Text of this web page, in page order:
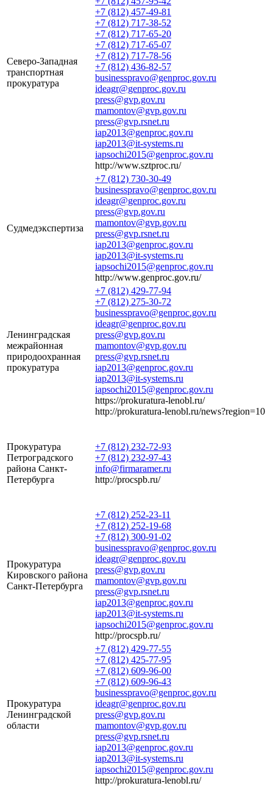
Северо-Западная
транспортная
прокуратура
+7 (812) 457-49-81
+7 (812) 717-38-52
+7 (812) 717-65-20
+7 (812) 717-65-07
+7 (812) 717-78-56
+7 (812) 436-82-57
businesspravo@genproc.gov.ru
ideagr@genproc.gov.ru
press@gvp.gov.ru
mamontov@gvp.gov.ru
press@gvp.rsnet.ru
iap2013@genproc.gov.ru
iap2013@it-systems.ru
iapsochi2015@genproc.gov.ru
http://www.sztproc.ru/
Судмедэкспертиза
+7 (812) 730-30-49
businesspravo@genproc.gov.ru
ideagr@genproc.gov.ru
press@gvp.gov.ru
mamontov@gvp.gov.ru
press@gvp.rsnet.ru
iap2013@genproc.gov.ru
iap2013@it-systems.ru
iapsochi2015@genproc.gov.ru
http://www.genproc.gov.ru/
Ленинградская
межрайонная
природоохранная
прокуратура
+7 (812) 429-77-94
+7 (812) 275-30-72
businesspravo@genproc.gov.ru
ideagr@genproc.gov.ru
press@gvp.gov.ru
mamontov@gvp.gov.ru
press@gvp.rsnet.ru
iap2013@genproc.gov.ru
iap2013@it-systems.ru
iapsochi2015@genproc.gov.ru
https://prokuratura-lenobl.ru/
http://prokuratura-lenobl.ru/news?region=10
Прокуратура
Петроградского
района Санкт-
Петербурга
+7 (812) 232-72-93
+7 (812) 232-97-43
info@firmaramer.ru
http://procspb.ru/
Прокуратура
Кировского района
Санкт-Петербурга
+7 (812) 252-23-11
+7 (812) 252-19-68
+7 (812) 300-91-02
businesspravo@genproc.gov.ru
ideagr@genproc.gov.ru
press@gvp.gov.ru
mamontov@gvp.gov.ru
press@gvp.rsnet.ru
iap2013@genproc.gov.ru
iap2013@it-systems.ru
iapsochi2015@genproc.gov.ru
http://procspb.ru/
Прокуратура
Ленинградской
области
+7 (812) 429-77-55
+7 (812) 425-77-95
+7 (812) 609-96-00
+7 (812) 609-96-43
businesspravo@genproc.gov.ru
ideagr@genproc.gov.ru
press@gvp.gov.ru
mamontov@gvp.gov.ru
press@gvp.rsnet.ru
iap2013@genproc.gov.ru
iap2013@it-systems.ru
iapsochi2015@genproc.gov.ru
http://prokuratura-lenobl.ru/